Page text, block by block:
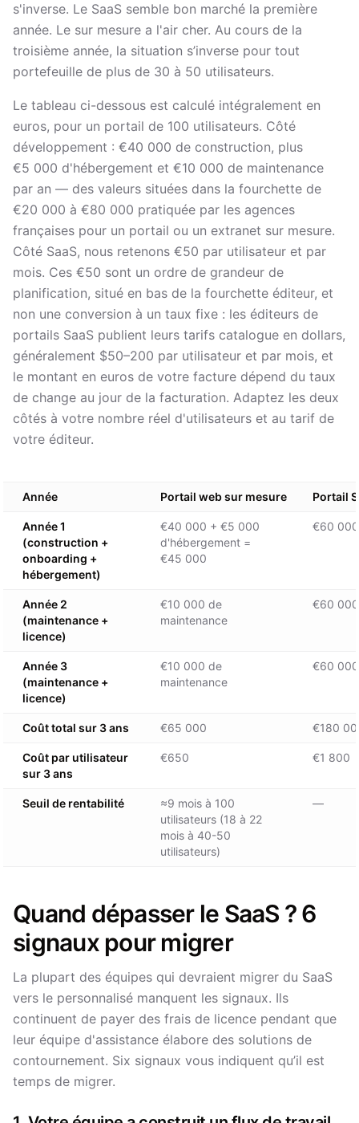
s'inverse. Le SaaS semble bon marché la première
année. Le sur mesure a l'air cher. Au cours de la
troisième année, la situation s’inverse pour tout
portefeuille de plus de 30 à 50 utilisateurs.
Le tableau ci-dessous est calculé intégralement en
euros, pour un portail de 100 utilisateurs. Côté
développement : €40 000 de construction, plus
€5 000 d'hébergement et €10 000 de maintenance
par an — des valeurs situées dans la fourchette de
€20 000 à €80 000 pratiquée par les agences
françaises pour un portail ou un extranet sur mesure.
Côté SaaS, nous retenons €50 par utilisateur et par
mois. Ces €50 sont un ordre de grandeur de
planification, situé en bas de la fourchette éditeur, et
non une conversion à un taux fixe : les éditeurs de
portails SaaS publient leurs tarifs catalogue en dollars,
généralement $50–200 par utilisateur et par mois, et
le montant en euros de votre facture dépend du taux
de change au jour de la facturation. Adaptez les deux
côtés à votre nombre réel d'utilisateurs et au tarif de
votre éditeur.
Année Portail web sur mesure Portail
Année 1
(construction +
onboarding +
hébergement)
€40 000 + €5 000
d'hébergement =
€45 000
€60
Année 2
(maintenance +
licence)
€10 000 de
maintenance
€60
Année 3
(maintenance +
licence)
€10 000 de
maintenance
€60
Coût total sur 3 ans €65 000 €180
Coût par utilisateur
sur 3 ans
€650 €1 800
Seuil de rentabilité
≈9 mois à 100
utilisateurs (18 à 22
mois à 40-50
utilisateurs)
—
Quand dépasser le SaaS ? 6
signaux pour migrer
La plupart des équipes qui devraient migrer du SaaS
vers le personnalisé manquent les signaux. Ils
continuent de payer des frais de licence pendant que
leur équipe d'assistance élabore des solutions de
contournement. Six signaux vous indiquent qu’il est
temps de migrer.